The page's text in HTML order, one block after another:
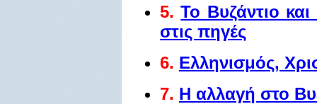
5. Το Βυζάντιο
στις πηγές
6. Ελληνισμός,
7. Η αλλαγή στο